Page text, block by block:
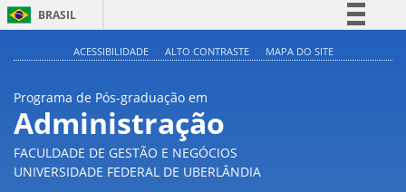
BRASIL
ACESSIBILIDADE ALTO CONTRASTE MAPA DO SITE
Programa de Pós-graduação em
Administração
FACULDADE DE GESTÃO E NEGÓCIOS
UNIVERSIDADE FEDERAL DE UBERLÂNDIA